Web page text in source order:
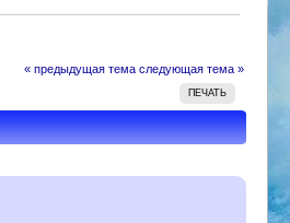
« предыдущая тема следующая тема »
ПЕЧАТЬ